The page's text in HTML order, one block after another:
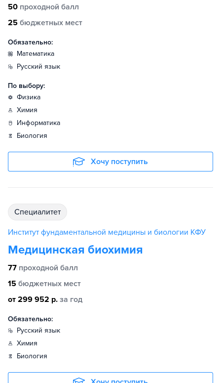
50 проходной балл
25 бюджетных мест
Обязательно:
математика
русский язык
По выбору:
физика
химия
информатика
биология
Хочу поступить
специалитет
Институт фундаментальной медицины и биологии КФУ
Медицинская биохимия
77 проходной балл
15 бюджетных мест
от 299 952 р. за год
Обязательно:
русский язык
химия
биология